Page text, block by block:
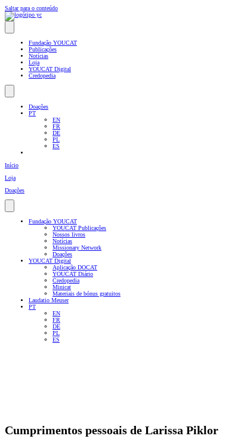
Saltar para o conteúdo
Fundação YOUCAT
Publicações
Notícias
Loja
YOUCAT Digital
Credopedia
Doações
PT
EN
FR
DE
PL
ES
Início
Loja
Doações
Fundação YOUCAT
YOUCAT Publicações
Nossos livros
Notícias
Missionary Network
Doações
YOUCAT Digital
Aplicação DOCAT
YOUCAT Diário
Credopedia
Minicat
Materiais de bónus gratuitos
Laudatio Meuser
PT
EN
FR
DE
PL
ES
Cumprimentos pessoais de Larissa Piklor